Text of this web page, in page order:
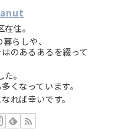
住。
らしや、
のあるあるを綴って
。
くなっています。
れば幸いです。